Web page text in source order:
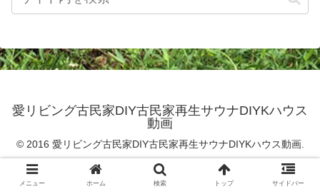
愛リビング古民家DIY古民家再生サウナDIYKハウス
動画
© 2016 愛リビング古民家DIY古民家再生サウナDIYKハウス動画.
メニュー ホーム 検索 トップ サイドバー